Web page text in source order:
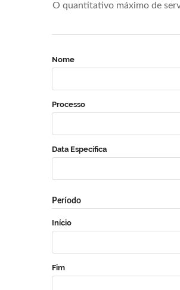
O quantitativo máximo de
Nome
Processo
Data Específica
Período
Início
Fim